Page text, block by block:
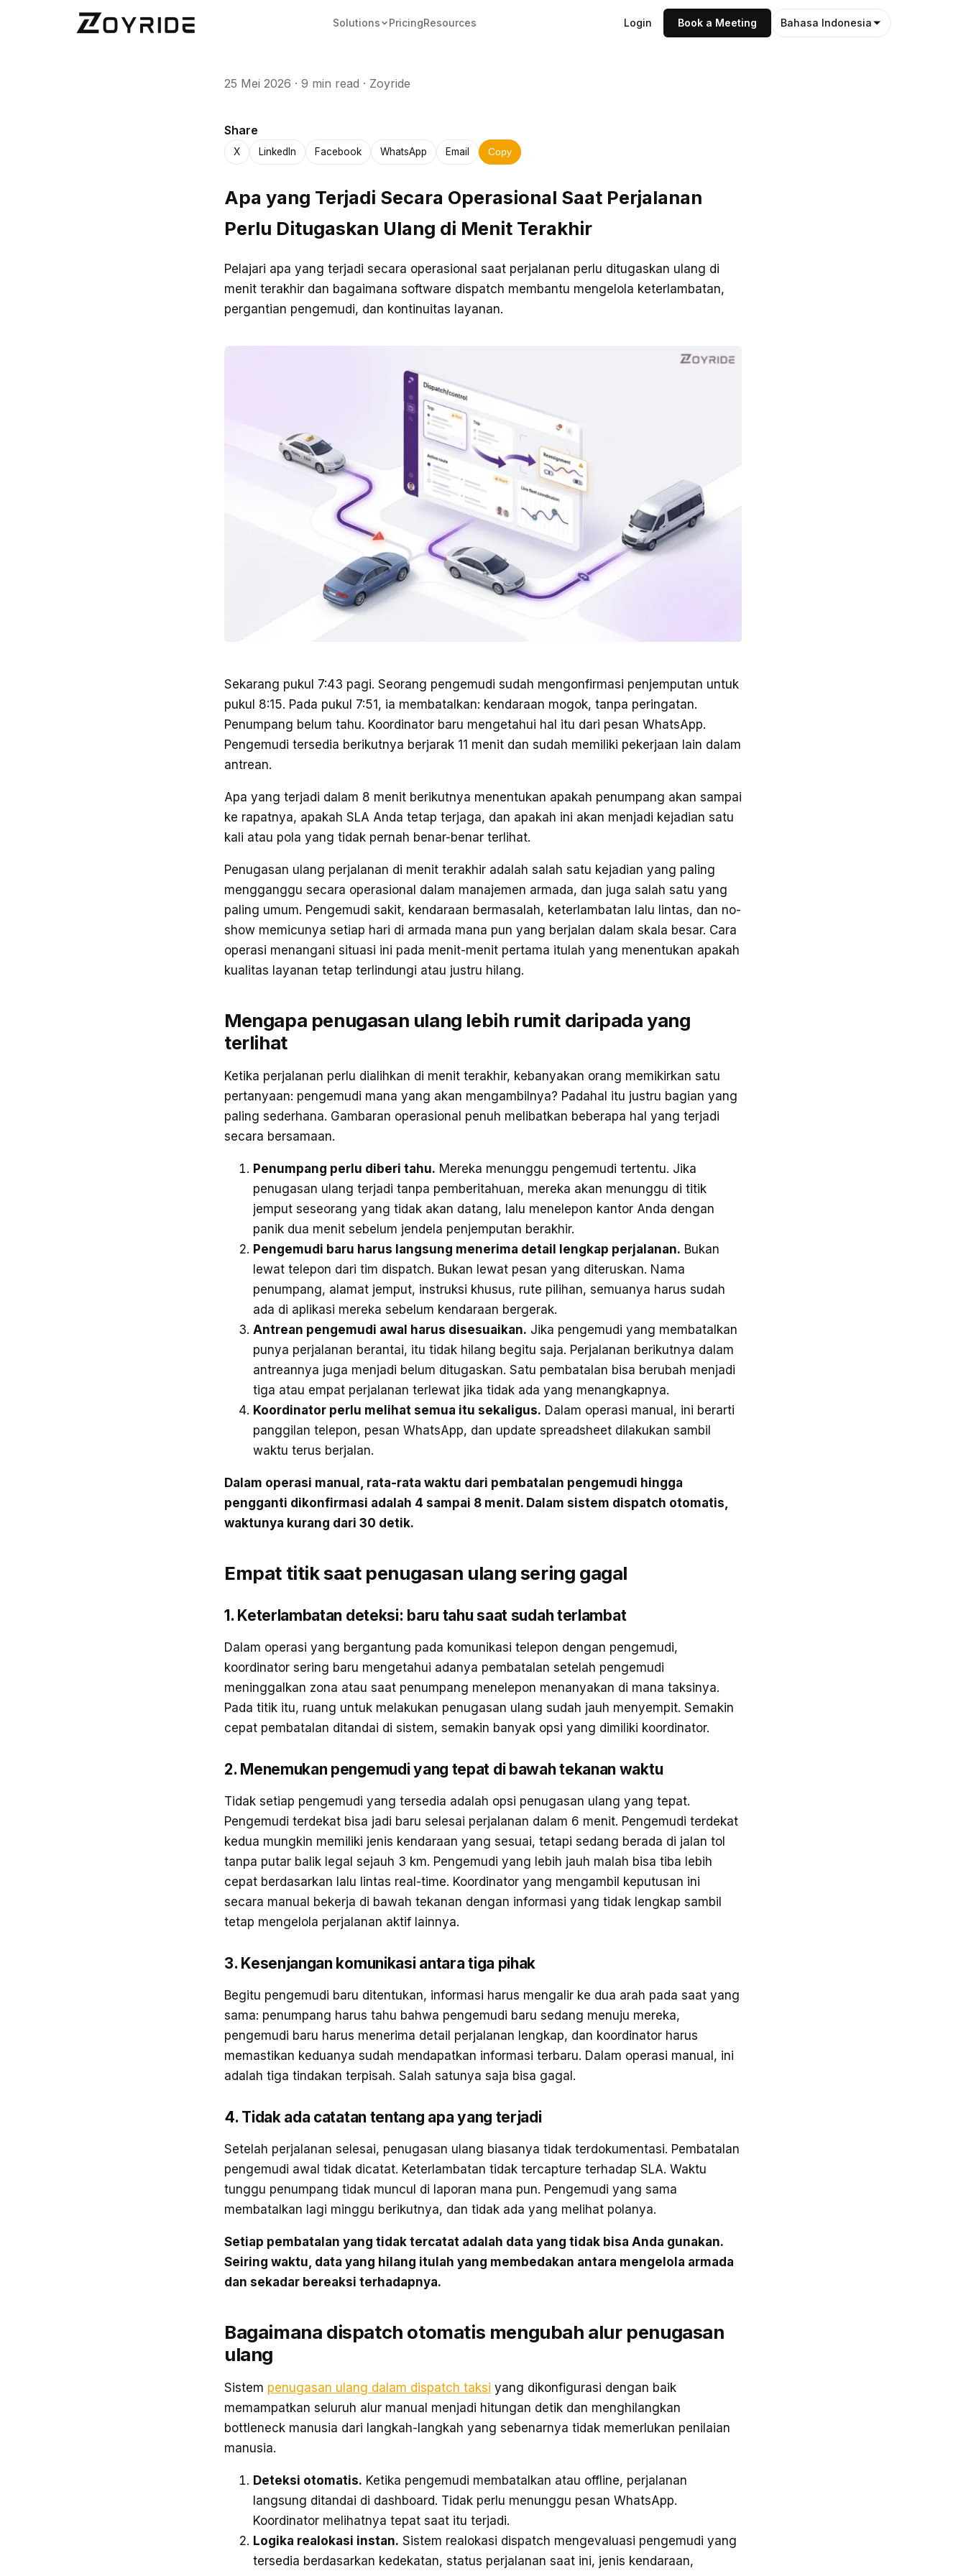
Solutions PricingResources Login Book a Meeting Bahasa Indonesia
25 Mei 2026 · 9 min read · Zoyride
Share
X LinkedIn Facebook WhatsApp Email Copy
Apa yang Terjadi Secara Operasional Saat Perjalanan
Perlu Ditugaskan Ulang di Menit Terakhir
Pelajari apa yang terjadi secara operasional saat perjalanan perlu ditugaskan ulang di
menit terakhir dan bagaimana software dispatch membantu mengelola keterlambatan,
pergantian pengemudi, dan kontinuitas layanan.
Sekarang pukul 7:43 pagi. Seorang pengemudi sudah mengonfirmasi penjemputan untuk
pukul 8:15. Pada pukul 7:51, ia membatalkan: kendaraan mogok, tanpa peringatan.
Penumpang belum tahu. Koordinator baru mengetahui hal itu dari pesan WhatsApp.
Pengemudi tersedia berikutnya berjarak 11 menit dan sudah memiliki pekerjaan lain dalam
antrean.
Apa yang terjadi dalam 8 menit berikutnya menentukan apakah penumpang akan sampai
ke rapatnya, apakah SLA Anda tetap terjaga, dan apakah ini akan menjadi kejadian satu
kali atau pola yang tidak pernah benar-benar terlihat.
Penugasan ulang perjalanan di menit terakhir adalah salah satu kejadian yang paling
mengganggu secara operasional dalam manajemen armada, dan juga salah satu yang
paling umum. Pengemudi sakit, kendaraan bermasalah, keterlambatan lalu lintas, dan no-
show memicunya setiap hari di armada mana pun yang berjalan dalam skala besar. Cara
operasi menangani situasi ini pada menit-menit pertama itulah yang menentukan apakah
kualitas layanan tetap terlindungi atau justru hilang.
Mengapa penugasan ulang lebih rumit daripada yang
terlihat
Ketika perjalanan perlu dialihkan di menit terakhir, kebanyakan orang memikirkan satu
pertanyaan: pengemudi mana yang akan mengambilnya? Padahal itu justru bagian yang
paling sederhana. Gambaran operasional penuh melibatkan beberapa hal yang terjadi
secara bersamaan.
Penumpang perlu diberi tahu. Mereka menunggu pengemudi tertentu. Jika
penugasan ulang terjadi tanpa pemberitahuan, mereka akan menunggu di titik
jemput seseorang yang tidak akan datang, lalu menelepon kantor Anda dengan
panik dua menit sebelum jendela penjemputan berakhir.
Pengemudi baru harus langsung menerima detail lengkap perjalanan. Bukan
lewat telepon dari tim dispatch. Bukan lewat pesan yang diteruskan. Nama
penumpang, alamat jemput, instruksi khusus, rute pilihan, semuanya harus sudah
ada di aplikasi mereka sebelum kendaraan bergerak.
Antrean pengemudi awal harus disesuaikan. Jika pengemudi yang membatalkan
punya perjalanan berantai, itu tidak hilang begitu saja. Perjalanan berikutnya dalam
antreannya juga menjadi belum ditugaskan. Satu pembatalan bisa berubah menjadi
tiga atau empat perjalanan terlewat jika tidak ada yang menangkapnya.
Koordinator perlu melihat semua itu sekaligus. Dalam operasi manual, ini berarti
panggilan telepon, pesan WhatsApp, dan update spreadsheet dilakukan sambil
waktu terus berjalan.
Dalam operasi manual, rata-rata waktu dari pembatalan pengemudi hingga
pengganti dikonfirmasi adalah 4 sampai 8 menit. Dalam sistem dispatch otomatis,
waktunya kurang dari 30 detik.
Empat titik saat penugasan ulang sering gagal
1. Keterlambatan deteksi: baru tahu saat sudah terlambat
Dalam operasi yang bergantung pada komunikasi telepon dengan pengemudi,
koordinator sering baru mengetahui adanya pembatalan setelah pengemudi
meninggalkan zona atau saat penumpang menelepon menanyakan di mana taksinya.
Pada titik itu, ruang untuk melakukan penugasan ulang sudah jauh menyempit. Semakin
cepat pembatalan ditandai di sistem, semakin banyak opsi yang dimiliki koordinator.
2. Menemukan pengemudi yang tepat di bawah tekanan waktu
Tidak setiap pengemudi yang tersedia adalah opsi penugasan ulang yang tepat.
Pengemudi terdekat bisa jadi baru selesai perjalanan dalam 6 menit. Pengemudi terdekat
kedua mungkin memiliki jenis kendaraan yang sesuai, tetapi sedang berada di jalan tol
tanpa putar balik legal sejauh 3 km. Pengemudi yang lebih jauh malah bisa tiba lebih
cepat berdasarkan lalu lintas real-time. Koordinator yang mengambil keputusan ini
secara manual bekerja di bawah tekanan dengan informasi yang tidak lengkap sambil
tetap mengelola perjalanan aktif lainnya.
3. Kesenjangan komunikasi antara tiga pihak
Begitu pengemudi baru ditentukan, informasi harus mengalir ke dua arah pada saat yang
sama: penumpang harus tahu bahwa pengemudi baru sedang menuju mereka,
pengemudi baru harus menerima detail perjalanan lengkap, dan koordinator harus
memastikan keduanya sudah mendapatkan informasi terbaru. Dalam operasi manual, ini
adalah tiga tindakan terpisah. Salah satunya saja bisa gagal.
4. Tidak ada catatan tentang apa yang terjadi
Setelah perjalanan selesai, penugasan ulang biasanya tidak terdokumentasi. Pembatalan
pengemudi awal tidak dicatat. Keterlambatan tidak tercapture terhadap SLA. Waktu
tunggu penumpang tidak muncul di laporan mana pun. Pengemudi yang sama
membatalkan lagi minggu berikutnya, dan tidak ada yang melihat polanya.
Setiap pembatalan yang tidak tercatat adalah data yang tidak bisa Anda gunakan.
Seiring waktu, data yang hilang itulah yang membedakan antara mengelola armada
dan sekadar bereaksi terhadapnya.
Bagaimana dispatch otomatis mengubah alur penugasan
ulang
Sistem penugasan ulang dalam dispatch taksi yang dikonfigurasi dengan baik
memampatkan seluruh alur manual menjadi hitungan detik dan menghilangkan
bottleneck manusia dari langkah-langkah yang sebenarnya tidak memerlukan penilaian
manusia.
Deteksi otomatis. Ketika pengemudi membatalkan atau offline, perjalanan
langsung ditandai di dashboard. Tidak perlu menunggu pesan WhatsApp.
Koordinator melihatnya tepat saat itu terjadi.
Logika realokasi instan. Sistem realokasi dispatch mengevaluasi pengemudi yang
tersedia berdasarkan kedekatan, status perjalanan saat ini, jenis kendaraan,